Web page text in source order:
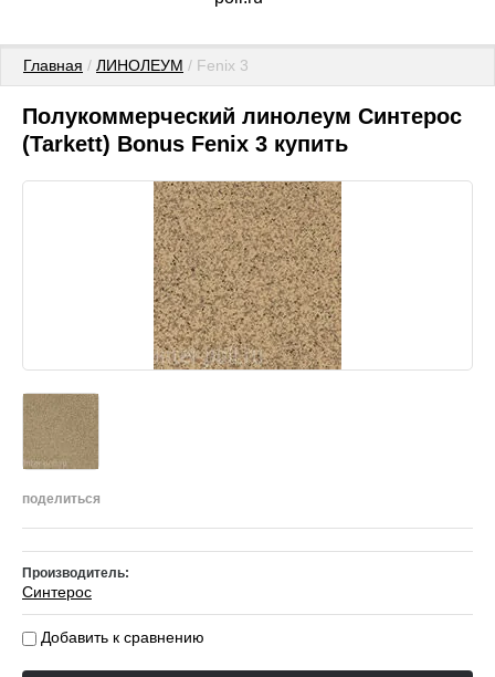
Главная / ЛИНОЛЕУМ / Fenix 3
Полукоммерческий линолеум Синтерос
(Tarkett) Bonus Fenix 3 купить
поделиться
Производитель:
Cинтерос
Добавить к сравнению